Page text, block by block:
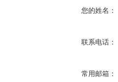
您的姓名：
联系电话：
常用邮箱：